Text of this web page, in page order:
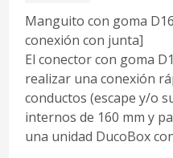
Manguito con goma
conexión con junta]
El conector con goma
realizar una conexión
conductos (escape y/o
internos de 160 mm y
una unidad DucoBox